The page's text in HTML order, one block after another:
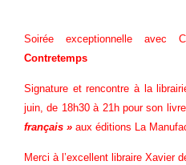
Soirée exceptionnelle
Contretemps
Signature et rencontre à la
juin, de 18h30 à 21h pour son
français » aux éditions La
Merci à l’excellent libraire Xavier